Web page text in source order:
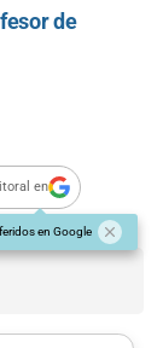
de
en
en Google